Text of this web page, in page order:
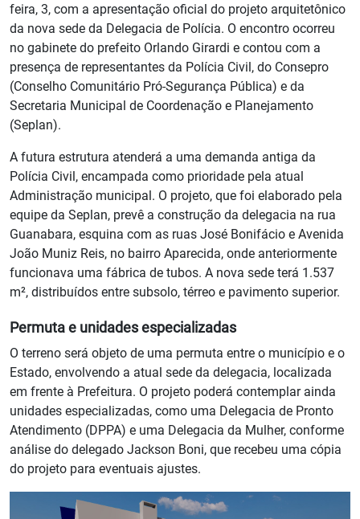
feira, 3, com a apresentação oficial do projeto arquitetônico
da nova sede da Delegacia de Polícia. O encontro ocorreu
no gabinete do prefeito Orlando Girardi e contou com a
presença de representantes da Polícia Civil, do Consepro
(Conselho Comunitário Pró-Segurança Pública) e da
Secretaria Municipal de Coordenação e Planejamento
(Seplan).
A futura estrutura atenderá a uma demanda antiga da
Polícia Civil, encampada como prioridade pela atual
Administração municipal. O projeto, que foi elaborado pela
equipe da Seplan, prevê a construção da delegacia na rua
Guanabara, esquina com as ruas José Bonifácio e Avenida
João Muniz Reis, no bairro Aparecida, onde anteriormente
funcionava uma fábrica de tubos. A nova sede terá 1.537
m², distribuídos entre subsolo, térreo e pavimento superior.
Permuta e unidades especializadas
O terreno será objeto de uma permuta entre o município e o
Estado, envolvendo a atual sede da delegacia, localizada
em frente à Prefeitura. O projeto poderá contemplar ainda
unidades especializadas, como uma Delegacia de Pronto
Atendimento (DPPA) e uma Delegacia da Mulher, conforme
análise do delegado Jackson Boni, que recebeu uma cópia
do projeto para eventuais ajustes.